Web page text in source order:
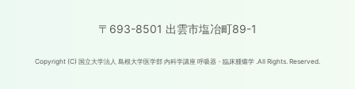
〒693-8501 出雲市塩冶町89-1
Copyright (C) 国立大学法人 島根大学医学部 内科学講座 呼吸器・臨床腫瘍学 .All Rights. Reserved.